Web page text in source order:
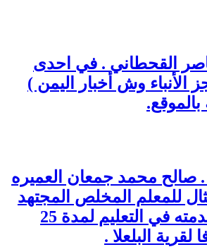
ناصر القحطاني . في احدى
الأنباء وش أخبار اليمن )
. صالح محمد جمعان العميره
للمعلم المخلص المجتهد
.ثم ترجل بعد خدمته في التعليم لمدة 25
البلعلا .